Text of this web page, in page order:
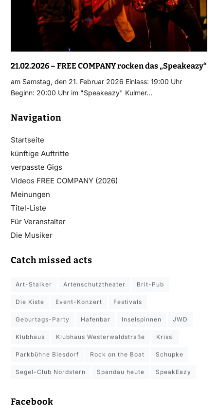
21.02.2026 – FREE COMPANY rocken das „Speakeazy“
am Samstag, den 21. Februar 2026 Einlass: 19:00 Uhr
Beginn: 20:00 Uhr im "Speakeazy" Kulmer…
Navigation
Startseite
künftige Auftritte
verpasste Gigs
Videos FREE COMPANY (2026)
Meinungen
Titel-Liste
Für Veranstalter
Die Musiker
Catch missed acts
Art-Stalker Artenschutztheater Brit-Pub
Die Kiste Event-Konzert Festivals
Geburtags-Party Hafenbar Inselspinnen JWD
Klubhaus Klubhaus Westerwaldstraße Krissi
Parkbühne Biesdorf Rock on the Boat Schupke
Segel-Club Nordstern Spandau heute SpeakEazy
Facebook